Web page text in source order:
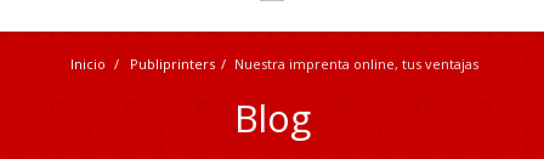
Inicio / Publiprinters / Nuestra imprenta online, tus ventajas
Blog